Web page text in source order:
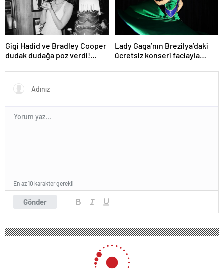
Gigi Hadid ve Bradley Cooper
dudak dudağa poz verdi!
Lady Gaga’nın Brezilya’daki
ücretsiz konseri faciayla
Gönder
En az 10 karakter gerekli